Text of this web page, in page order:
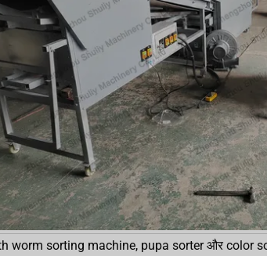
worm sorting machine, pupa sorter और color